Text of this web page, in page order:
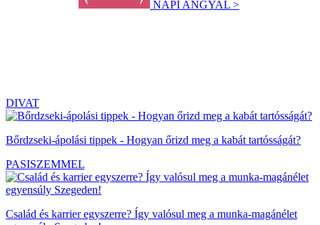
NAPI ANGYAL >
DIVAT
Bőrdzseki-ápolási tippek - Hogyan őrizd meg a kabát tartósságát?
PASISZEMMEL
Család és karrier egyszerre? Így valósul meg a munka-magánélet